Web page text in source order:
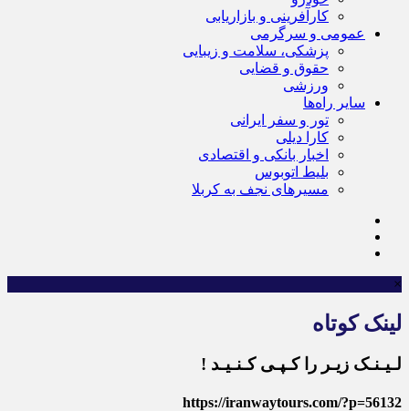
کارآفرینی و بازاریابی
عمومی و سرگرمی
پزشکی، سلامت و زیبایی
حقوق و قضایی
ورزشی
سایر راه‌ها
تور و سفر ایرانی
کارا دیلی
اخبار بانکی و اقتصادی
بلیط اتوبوس
مسیرهای نجف به کربلا
×
لینک کوتاه
لـیـنـک زیـر را کـپـی کـنـیـد !
https://iranwaytours.com/?p=56132